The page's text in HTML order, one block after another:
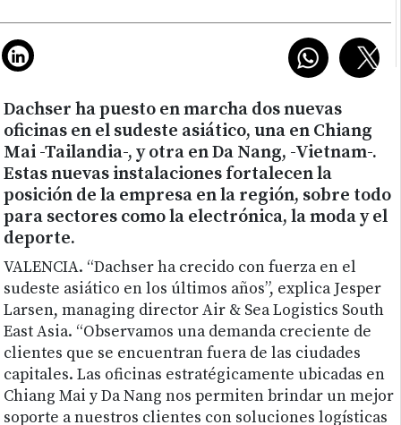
Dachser ha puesto en marcha dos nuevas
oficinas en el sudeste asiático, una en Chiang
Mai -Tailandia-, y otra en Da Nang, -Vietnam-.
Estas nuevas instalaciones fortalecen la
posición de la empresa en la región, sobre todo
para sectores como la electrónica, la moda y el
deporte.
VALENCIA. “Dachser ha crecido con fuerza en el
sudeste asiático en los últimos años”, explica Jesper
Larsen, managing director Air & Sea Logistics South
East Asia. “Observamos una demanda creciente de
clientes que se encuentran fuera de las ciudades
capitales. Las oficinas estratégicamente ubicadas en
Chiang Mai y Da Nang nos permiten brindar un mejor
soporte a nuestros clientes con soluciones logísticas